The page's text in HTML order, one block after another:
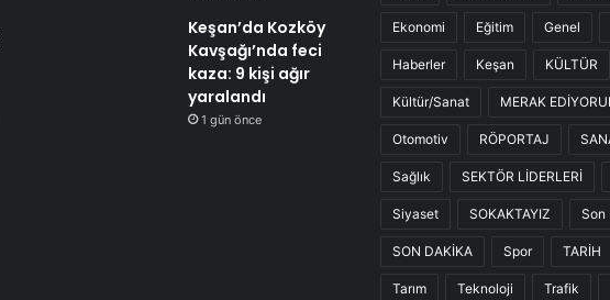
Keşan’da Kozköy
Kavşağı’nda feci
kaza: 9 kişi ağır
yaralandı
1 gün önce
Ekonomi Eğitim Genel
Haberler Keşan KÜLTÜR
Kültür/Sanat MERAK
Otomotiv RÖPORTAJ
Sağlık SEKTÖR LİDERLERİ
Siyaset SOKAKTAYIZ Son
SON DAKİKA Spor TARİH
Tarım Teknoloji Trafik